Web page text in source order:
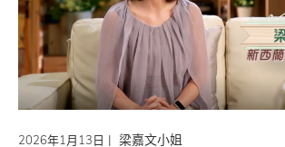
2026年1月13日 | 梁嘉文小姐